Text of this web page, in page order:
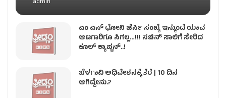
ಎಂ ಎಸ್​​ ಧೋನಿ ಜೆರ್ಸಿ ಸಂಖ್ಯೆ ಇನ್ಮುಂದೆ ಯಾವ
ಆಟಗಾರಿಗೂ ಸಿಗಲ್ಲ…!!! ಸಚಿನ್​​ ಸಾಲಿಗೆ ಸೇರಿದ
ಕೂಲ್​ ಕ್ಯಾಪ್ಟನ್​​..!
ಬೆಳಗಾವಿ ಅಧಿವೇಶನಕ್ಕೆ ತೆರೆ | 10 ದಿನ
ಆಗಿದ್ದೇನು.?